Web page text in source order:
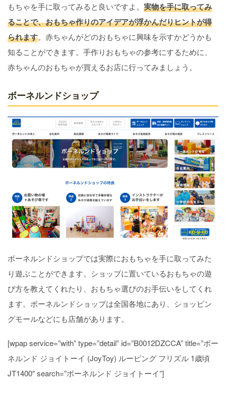
もちゃを手に取ってみると良いですよ。 実物を手に取ってみ
ることで、おもちゃ作りのアイデアが浮かんだりヒントが得
られます。赤ちゃんがどのおもちゃに興味を示すかどうかも
知ることができます。手作りおもちゃの参考にするために、
赤ちゃんのおもちゃが買えるお店に行ってみましょう。
ボーネルンドショップ
ボーネルンドショップでは実際におもちゃを手に取ってみた
り遊ぶことができます。ショップに置いているおもちゃの遊
び方を教えてくれたり、おもちゃ選びのお手伝いをしてくれ
ます。ボーネルンドショップは全国各地にあり、ショッピン
グモールなどにも店舗があります。
[wpap service=”with” type=”detail” id=”B0012DZCCA” title=”ボー
ネルンド ジョイトーイ (JoyToy) ルーピング フリズル 1歳頃
JT1400″ search=”ボーネルンド ジョイトーイ”]